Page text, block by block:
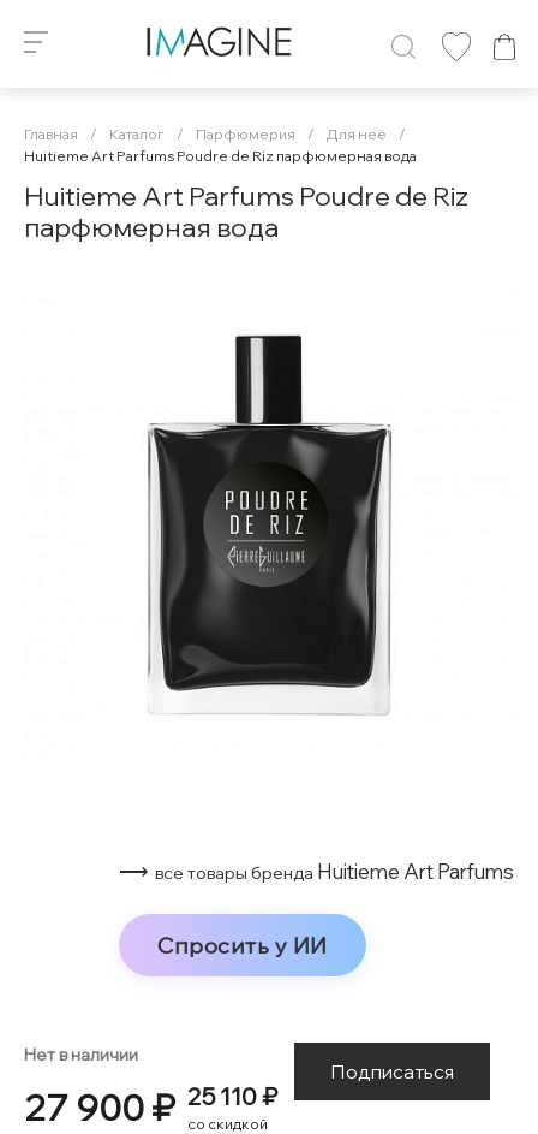
Главная / Каталог / Парфюмерия / Для неё
/
Huitieme Art Parfums Poudre de Riz парфюмерная вода
Huitieme Art Parfums Poudre de Riz
парфюмерная вода
⟶ все товары бренда Huitieme Art Parfums
Спросить у ИИ
Нет в наличии
27 900 ₽ 25 110 ₽
со скидкой
Подписаться